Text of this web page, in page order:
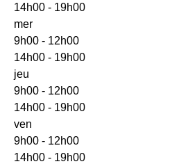
14h00 - 19h00
mer
9h00 - 12h00
14h00 - 19h00
jeu
9h00 - 12h00
14h00 - 19h00
ven
9h00 - 12h00
14h00 - 19h00